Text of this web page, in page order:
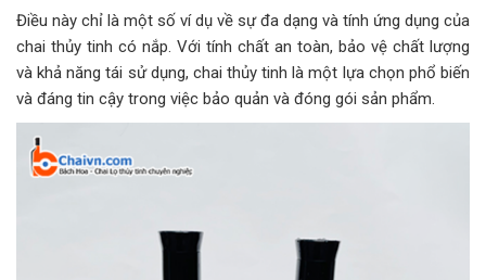
Điều này chỉ là một số ví dụ về sự đa dạng và tính ứng dụng của
chai thủy tinh có nắp. Với tính chất an toàn, bảo vệ chất lượng
và khả năng tái sử dụng, chai thủy tinh là một lựa chọn phổ biến
và đáng tin cậy trong việc bảo quản và đóng gói sản phẩm.